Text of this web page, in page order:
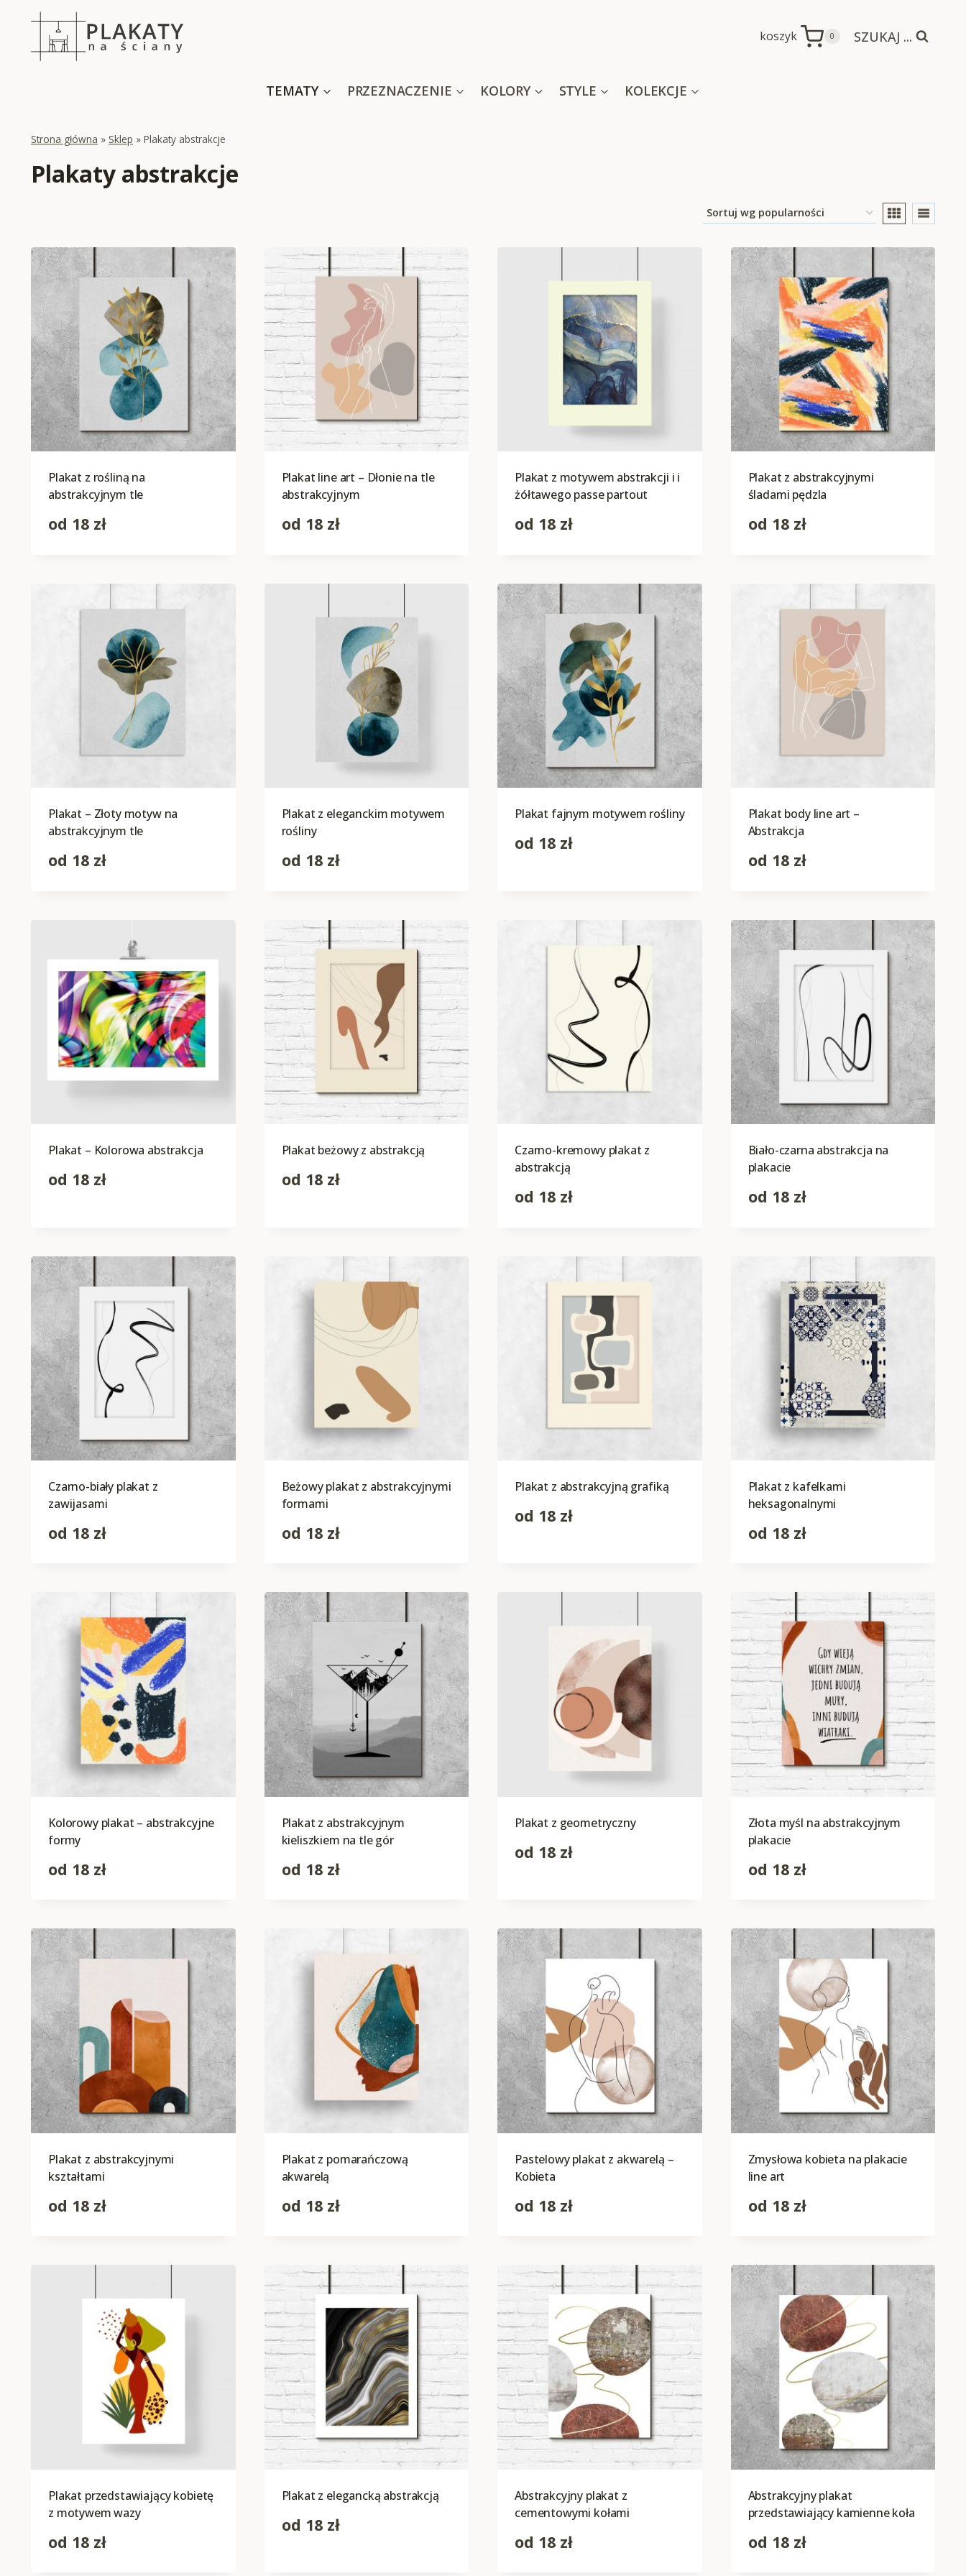
koszyk 0 SZUKAJ ...
TEMATY PRZEZNACZENIE KOLORY STYLE KOLEKCJE
Strona główna » Sklep » Plakaty abstrakcje
Plakaty abstrakcje
Plakat z rośliną na
abstrakcyjnym tle
od 18 zł
Plakat line art – Dłonie na tle
abstrakcyjnym
od 18 zł
Plakat z motywem abstrakcji i i
żółtawego passe partout
od 18 zł
Plakat z abstrakcyjnymi
śladami pędzla
od 18 zł
Plakat – Złoty motyw na
abstrakcyjnym tle
od 18 zł
Plakat z eleganckim motywem
rośliny
od 18 zł
Plakat fajnym motywem rośliny
od 18 zł
Plakat body line art –
Abstrakcja
od 18 zł
Plakat – Kolorowa abstrakcja
od 18 zł
Plakat beżowy z abstrakcją
od 18 zł
Czarno-kremowy plakat z
abstrakcją
od 18 zł
Biało-czarna abstrakcja na
plakacie
od 18 zł
Czarno-biały plakat z
zawijasami
od 18 zł
Beżowy plakat z abstrakcyjnymi
formami
od 18 zł
Plakat z abstrakcyjną grafiką
od 18 zł
Plakat z kafelkami
heksagonalnymi
od 18 zł
Kolorowy plakat – abstrakcyjne
formy
od 18 zł
Plakat z abstrakcyjnym
kieliszkiem na tle gór
od 18 zł
Plakat z geometryczny
od 18 zł
Złota myśl na abstrakcyjnym
plakacie
od 18 zł
Plakat z abstrakcyjnymi
kształtami
od 18 zł
Plakat z pomarańczową
akwarelą
od 18 zł
Pastelowy plakat z akwarelą –
Kobieta
od 18 zł
Zmysłowa kobieta na plakacie
line art
od 18 zł
Plakat przedstawiający kobietę
z motywem wazy
od 18 zł
Plakat z elegancką abstrakcją
od 18 zł
Abstrakcyjny plakat z
cementowymi kołami
od 18 zł
Abstrakcyjny plakat
przedstawiający kamienne koła
od 18 zł